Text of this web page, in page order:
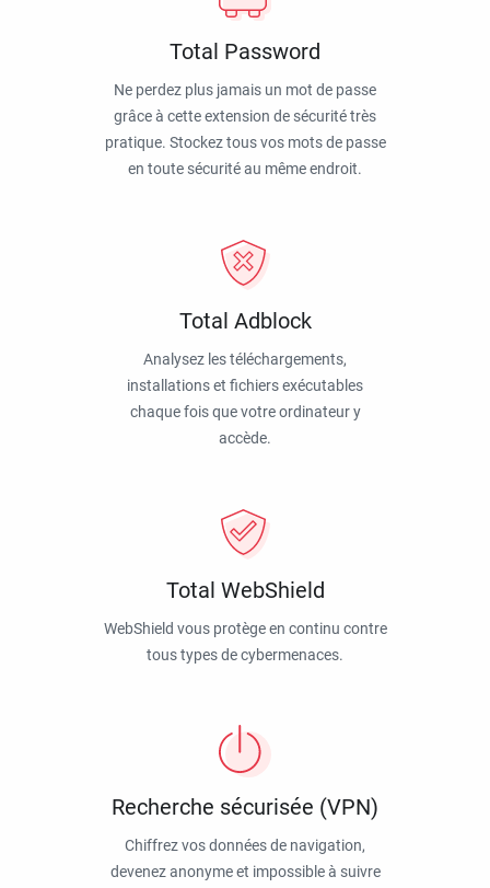
Total Password
Ne perdez plus jamais un mot de passe
grâce à cette extension de sécurité très
pratique. Stockez tous vos mots de passe
en toute sécurité au même endroit.
Total Adblock
Analysez les téléchargements,
installations et fichiers exécutables
chaque fois que votre ordinateur y
accède.
Total WebShield
WebShield vous protège en continu contre
tous types de cybermenaces.
Recherche sécurisée (VPN)
Chiffrez vos données de navigation,
devenez anonyme et impossible à suivre